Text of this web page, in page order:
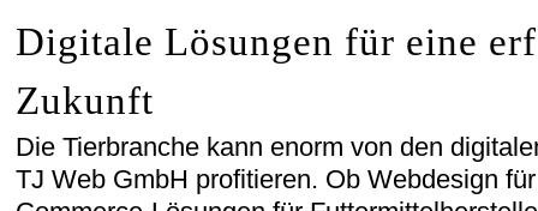
Digitale Lösungen für eine
Zukunft
Die Tierbranche kann enorm von den
TJ Web GmbH profitieren. Ob Webdesign